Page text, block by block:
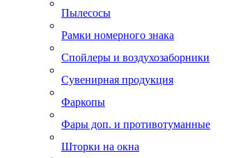
Пылесосы
Рамки номерного знака
Спойлеры и воздухозаборники
Сувенирная продукция
Фаркопы
Фары доп. и противотуманные
Шторки на окна